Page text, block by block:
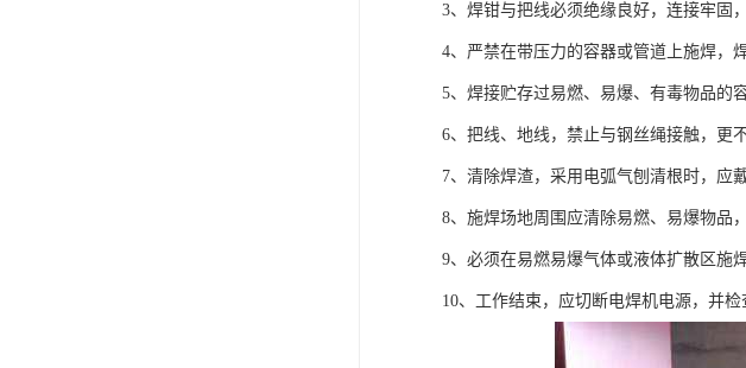
3、焊钳与把线必须绝缘良好，连接牢固
4、严禁在带压力的容器或管道上施焊，
5、焊接贮存过易燃、易爆、有毒物品的
6、把线、地线，禁止与钢丝绳接触，更
7、清除焊渣，采用电弧气刨清根时，应
8、施焊场地周围应清除易燃、易爆物品
9、必须在易燃易爆气体或液体扩散区施
10、工作结束，应切断电焊机电源，并